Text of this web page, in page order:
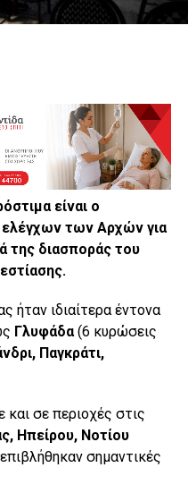
είναι ο
των Αρχών για
της διασποράς του
ήταν ιδιαίτερα έντονα
Γλυφάδα(6 κυρώσεις
Παγκράτι,
σε περιοχές στις
Ηπείρου, Νοτίου
σημαντικές